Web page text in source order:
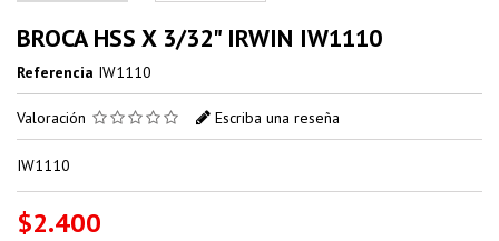
BROCA HSS X 3/32" IRWIN IW1110
Referencia IW1110
Valoración Escriba una reseña
IW1110
$2.400